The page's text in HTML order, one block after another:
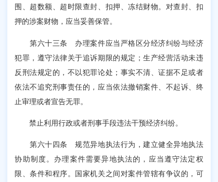
围、超数额、超时限查封、扣押、冻结财物。对查封、扣
押的涉案财物，应当妥善保管。
第六十三条 办理案件应当严格区分经济纠纷与经济
犯罪，遵守法律关于追诉期限的规定；生产经营活动未违
反刑法规定的，不以犯罪论处；事实不清、证据不足或者
依法不追究刑事责任的，应当依法撤销案件、不起诉、终
止审理或者宣告无罪。
禁止利用行政或者刑事手段违法干预经济纠纷。
第六十四条 规范异地执法行为，建立健全异地执法
协助制度。办理案件需要异地执法的，应当遵守法定权
限、条件和程序。国家机关之间对案件管辖有争议的，可